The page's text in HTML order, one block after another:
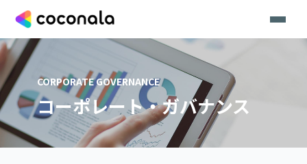
CORPORATE GOVERNANCE
コーポレート・ガバナンス